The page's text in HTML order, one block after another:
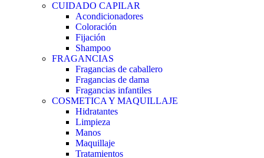
CUIDADO CAPILAR
Acondicionadores
Coloración
Fijación
Shampoo
FRAGANCIAS
Fragancias de caballero
Fragancias de dama
Fragancias infantiles
COSMETICA Y MAQUILLAJE
Hidratantes
Limpieza
Manos
Maquillaje
Tratamientos